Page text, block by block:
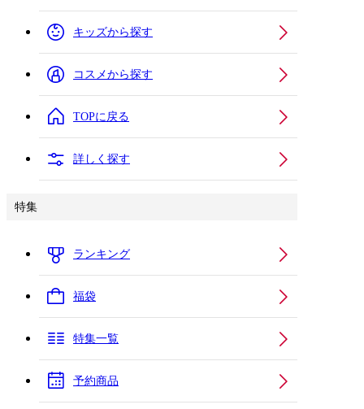
キッズから探す
コスメから探す
TOPに戻る
詳しく探す
特集
ランキング
福袋
特集一覧
予約商品